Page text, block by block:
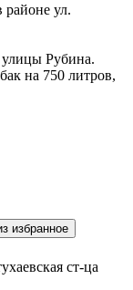
районе ул.
улицы Рубина.
на 750 литров,
избранное
ст-ца